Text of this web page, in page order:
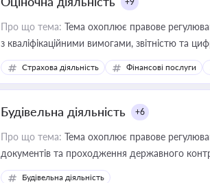
Про що тема: Тема охоплює правове
з кваліфікаційними вимогами, звітністю та
медійних змін у цій сфері корисне для
приватизації, оренди державного майна,
Страхова діяльність Фінансові послуги
Будівельна діяльність +6
Про що тема: Тема охоплює правове
документів та проходження державного
Будівельна діяльність